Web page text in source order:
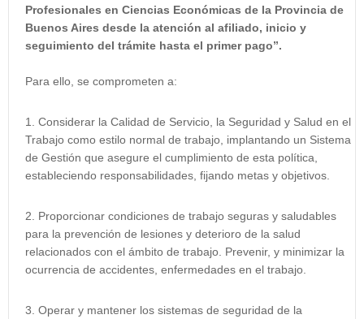
Profesionales en Ciencias Económicas de la Provincia de
Buenos Aires desde la atención al afiliado, inicio y
seguimiento del trámite hasta el primer pago”.
Para ello, se comprometen a:
Considerar la Calidad de Servicio, la Seguridad y Salud en el
Trabajo como estilo normal de trabajo, implantando un Sistema
de Gestión que asegure el cumplimiento de esta política,
estableciendo responsabilidades, fijando metas y objetivos.
Proporcionar condiciones de trabajo seguras y saludables
para la prevención de lesiones y deterioro de la salud
relacionados con el ámbito de trabajo. Prevenir, y minimizar la
ocurrencia de accidentes, enfermedades en el trabajo.
Operar y mantener los sistemas de seguridad de la